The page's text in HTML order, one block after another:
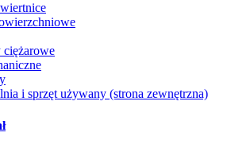
ciężarowe
i sprzęt używany (strona zewnętrzna)